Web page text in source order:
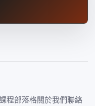
程部落格關於我們聯絡